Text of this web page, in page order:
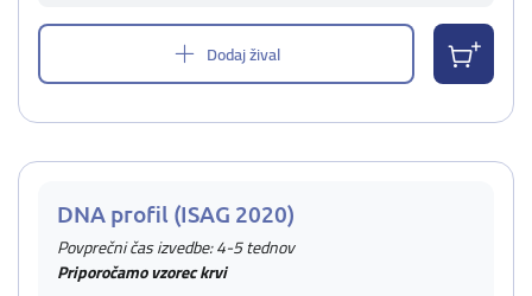
Dodaj žival
DNA profil (ISAG 2020)
Povprečni čas izvedbe: 4-5 tednov
Priporočamo vzorec krvi